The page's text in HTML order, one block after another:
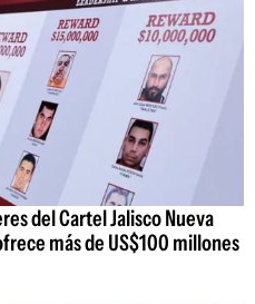
del Cartel Jalisco Nueva
más de US$100 millones